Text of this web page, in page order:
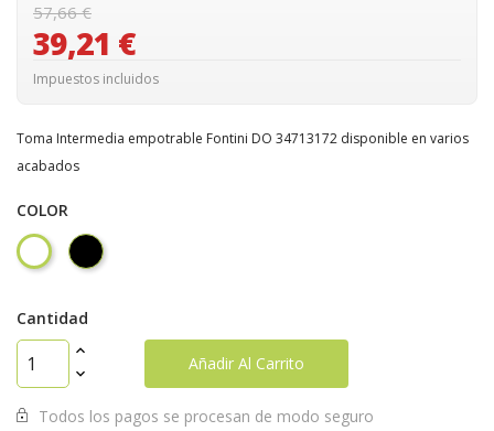
57,66 €
39,21 €
Impuestos incluidos
Toma Intermedia empotrable Fontini DO 34713172 disponible en varios
acabados
COLOR
Blanco Negro
Cantidad
Añadir Al Carrito
Todos los pagos se procesan de modo seguro